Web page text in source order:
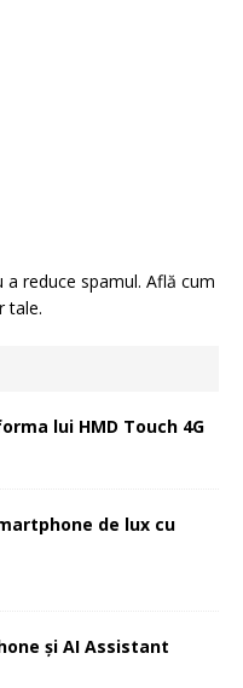
reduce spamul. Află cum
tale.
lui HMD Touch 4G
de lux cu
și AI Assistant